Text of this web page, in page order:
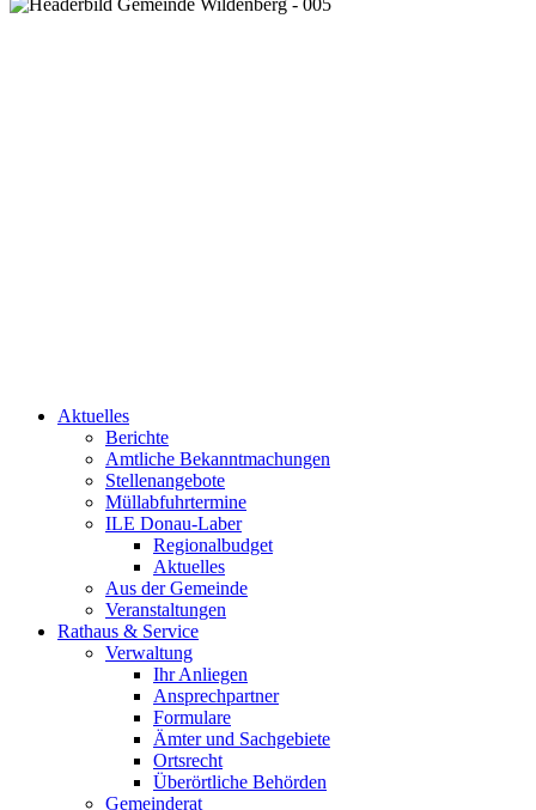
Aktuelles
Berichte
Amtliche Bekanntmachungen
Stellenangebote
Müllabfuhrtermine
ILE Donau-Laber
Regionalbudget
Aktuelles
Aus der Gemeinde
Veranstaltungen
Rathaus & Service
Verwaltung
Ihr Anliegen
Ansprechpartner
Formulare
Ämter und Sachgebiete
Ortsrecht
Überörtliche Behörden
Gemeinderat